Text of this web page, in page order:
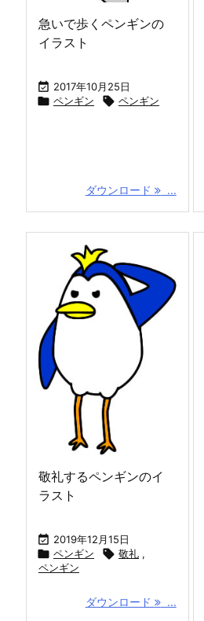
急いで歩くペンギンの
イラスト
 2017年10月25日
 ペンギン  ペンギン
ダウンロード ...
敬礼するペンギンのイ
ラスト
 2019年12月15日
 ペンギン  敬礼 ,
ペンギン
ダウンロード ...